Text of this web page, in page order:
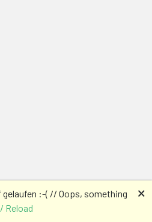
:-( // Oops, something
Reload
🗙